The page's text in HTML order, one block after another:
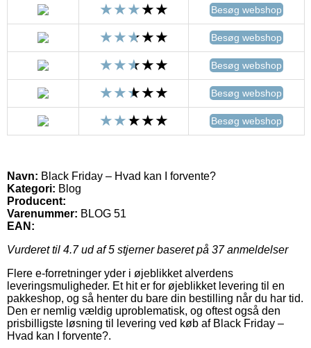
Besøg webshop
Besøg webshop
Besøg webshop
Besøg webshop
Besøg webshop
Navn: Black Friday – Hvad kan I forvente?
Kategori: Blog
Producent:
Varenummer: BLOG 51
EAN:
Vurderet til 4.7ud af 5 stjerner baseret på 37anmeldelser
Flere e-forretninger yder i øjeblikket alverdens
leveringsmuligheder. Et hit er for øjeblikket levering til en
pakkeshop, og så henter du bare din bestilling når du har tid.
Den er nemlig vældig uproblematisk, og oftest også den
prisbilligste løsning til levering ved køb af Black Friday –
Hvad kan I forvente?.